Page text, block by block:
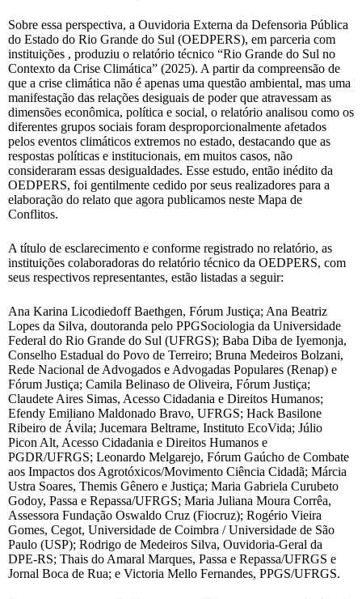
Sobre essa perspectiva, a Ouvidoria Externa da Defensoria Pública
do Estado do Rio Grande do Sul (OEDPERS), em parceria com
instituições , produziu o relatório técnico “Rio Grande do Sul no
Contexto da Crise Climática” (2025). A partir da compreensão de
que a crise climática não é apenas uma questão ambiental, mas uma
manifestação das relações desiguais de poder que atravessam as
dimensões econômica, política e social, o relatório analisou como os
diferentes grupos sociais foram desproporcionalmente afetados
pelos eventos climáticos extremos no estado, destacando que as
respostas políticas e institucionais, em muitos casos, não
consideraram essas desigualdades. Esse estudo, então inédito da
OEDPERS, foi gentilmente cedido por seus realizadores para a
elaboração do relato que agora publicamos neste Mapa de
Conflitos.
A título de esclarecimento e conforme registrado no relatório, as
instituições colaboradoras do relatório técnico da OEDPERS, com
seus respectivos representantes, estão listadas a seguir:
Ana Karina Licodiedoff Baethgen, Fórum Justiça; Ana Beatriz
Lopes da Silva, doutoranda pelo PPGSociologia da Universidade
Federal do Rio Grande do Sul (UFRGS); Baba Diba de Iyemonja,
Conselho Estadual do Povo de Terreiro; Bruna Medeiros Bolzani,
Rede Nacional de Advogados e Advogadas Populares (Renap) e
Fórum Justiça; Camila Belinaso de Oliveira, Fórum Justiça;
Claudete Aires Simas, Acesso Cidadania e Direitos Humanos;
Efendy Emiliano Maldonado Bravo, UFRGS; Hack Basilone
Ribeiro de Ávila; Jucemara Beltrame, Instituto EcoVida; Júlio
Picon Alt, Acesso Cidadania e Direitos Humanos e
PGDR/UFRGS; Leonardo Melgarejo, Fórum Gaúcho de Combate
aos Impactos dos Agrotóxicos/Movimento Ciência Cidadã; Márcia
Ustra Soares, Themis Gênero e Justiça; Maria Gabriela Curubeto
Godoy, Passa e Repassa/UFRGS; Maria Juliana Moura Corrêa,
Assessora Fundação Oswaldo Cruz (Fiocruz); Rogério Vieira
Gomes, Cegot, Universidade de Coimbra / Universidade de São
Paulo (USP); Rodrigo de Medeiros Silva, Ouvidoria-Geral da
DPE-RS; Thais do Amaral Marques, Passa e Repassa/UFRGS e
Jornal Boca de Rua; e Victoria Mello Fernandes, PPGS/UFRGS.